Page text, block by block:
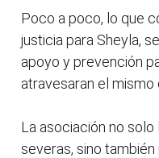
Poco a poco, lo que
justicia para Sheyla,
apoyo y prevención
atravesaran el mismo
La asociación no
severas, sino